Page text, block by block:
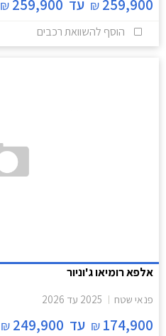
259,900
₪ עד 259,900
₪
הוסף להשוואת רכבים
אלפא רומיאו ג'וניור
פנאי שטח 2025 עד 2026
174,900
₪ עד 249,900
₪